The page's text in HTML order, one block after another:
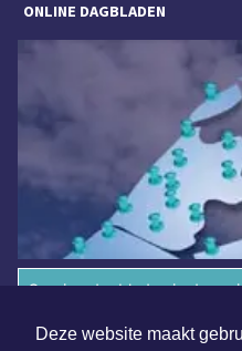
Deze website maakt
ONLINE DAGBLADEN
Overige dagbladen in de